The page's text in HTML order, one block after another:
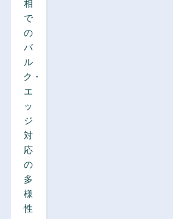
相
で
の
バ
ル
ク・
エ
ッ
ジ
対
応
の
多
様
性